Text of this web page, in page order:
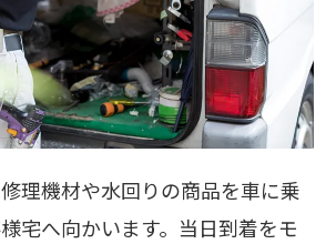
理機材や水回りの商品を車に乗
宅へ向かいます。当日到着をモ